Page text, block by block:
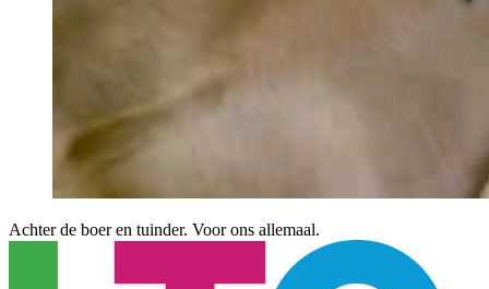
Achter de boer en tuinder. Voor ons allemaal.